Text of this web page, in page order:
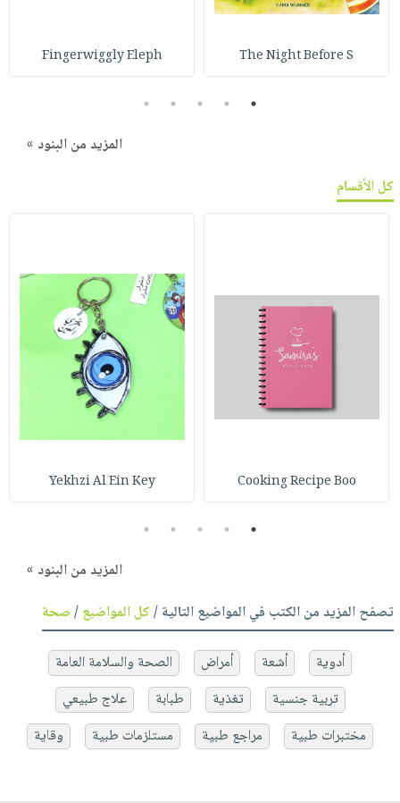
The Night Before S
Fingerwiggly Eleph
1
2
3
4
5
المزيد من البنود »
كل الأقسام
Cooking Recipe Boo
Yekhzi Al Ein Key
1
2
3
4
5
المزيد من البنود »
تصفح المزيد من الكتب في المواضيع التالية /كل المواضيع/صحة
أدوية أشعة أمراض
الصحة والسلامة العامة
تربية جنسية
تغذية طبابة
علاج طبيعي
مختبرات طبية
مراجع طبية مستلزمات طبية وقاية